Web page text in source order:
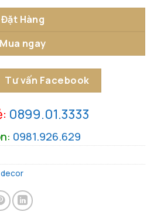
Đặt Hàng
Mua ngay
Tư vấn Facebook
0899.01.3333
0981.926.629